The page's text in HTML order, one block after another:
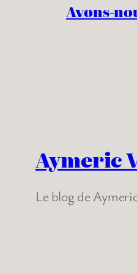
Avons-
Aymeric
Le blog de